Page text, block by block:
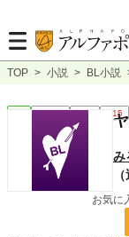
TOP > 小説 > BL小説
連載中 長編 R15
み
お気に